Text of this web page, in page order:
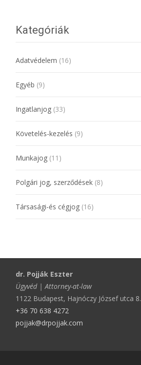
Kategóriák
Adatvédelem (16)
Egyéb (9)
Ingatlanjog (33)
Követelés-kezelés (9)
Munkajog (11)
Polgári jog, szerződések (8)
Társasági-és cégjog (16)
dr. Pojják Eszter
Ügyvéd | Attorney-at-law
1122 Budapest, Hajnóczy József utca 8.
+36 70 638 4272
pojjak@drpojjak.com